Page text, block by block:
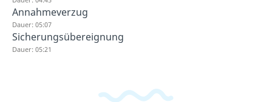
Annahmeverzug
Dauer: 05:07
Sicherungsübereignung
Dauer: 05:21